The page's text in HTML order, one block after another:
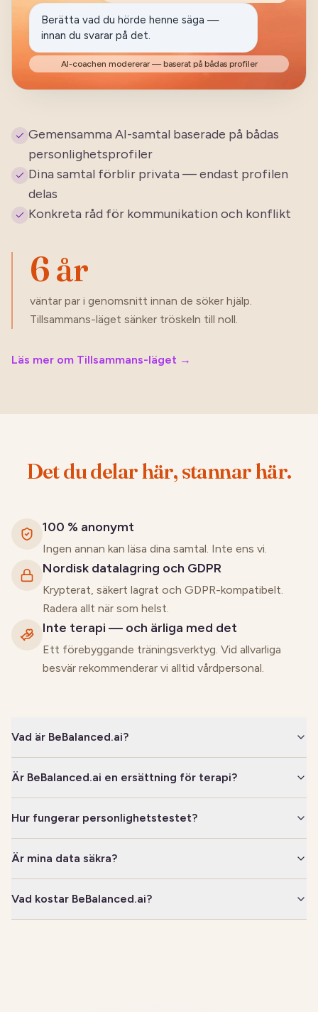
“ Bra samtal och reflektioner som hjälper en
att förstå de handlingar man utför.
Berätta vad du hörde henne säga —
innan du svarar på det.
AI-coachen modererar — baserat på bådas profiler
Gemensamma AI-samtal baserade på bådas
personlighetsprofiler
Dina samtal förblir privata — endast profilen
delas
Konkreta råd för kommunikation och konflikt
6 år
väntar par i genomsnitt innan de söker hjälp.
Tillsammans-läget sänker tröskeln till noll.
Läs mer om Tillsammans-läget →
Det du delar här, stannar här.
100 % anonymt
Ingen annan kan läsa dina samtal. Inte ens vi.
Nordisk datalagring och GDPR
Krypterat, säkert lagrat och GDPR-kompatibelt.
Radera allt när som helst.
Inte terapi — och ärliga med det
Ett förebyggande träningsverktyg. Vid allvarliga
besvär rekommenderar vi alltid vårdpersonal.
Vad är BeBalanced.ai?
Är BeBalanced.ai en ersättning för terapi?
Hur fungerar personlighetstestet?
Är mina data säkra?
Vad kostar BeBalanced.ai?